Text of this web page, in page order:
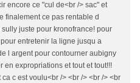
encore ce "cul de<br /> sac" et
finalement ce pas rentable d
juste pour kronofrance! pour
entretenir la ligne jusqu a
l argent pour contourner aubigny
en expropriations et tout et tout!!!
c est voulu<br /> <br /> <br /> <br